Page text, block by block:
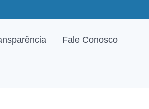
Fale Conosco